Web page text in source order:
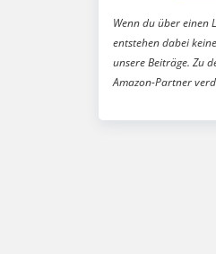
Wenn du über einen
entstehen dabei
unsere Beiträge. Zu
Amazon-Partner